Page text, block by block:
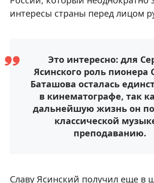
интересы страны перед лицом
Это интересно: для
Ясинского роль пионера
Баташова осталась
в кинематографе, так
дальнейшую жизнь он
классической
преподаванию.
Славу Ясинский получил еще в